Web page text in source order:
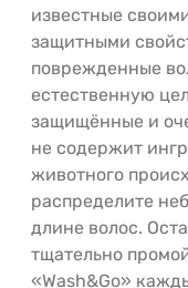
известные
защитными
поврежденные
естественную
защищённые и
не содержит
животного
распределите
длине волос.
тщательно
«Wash&Go»